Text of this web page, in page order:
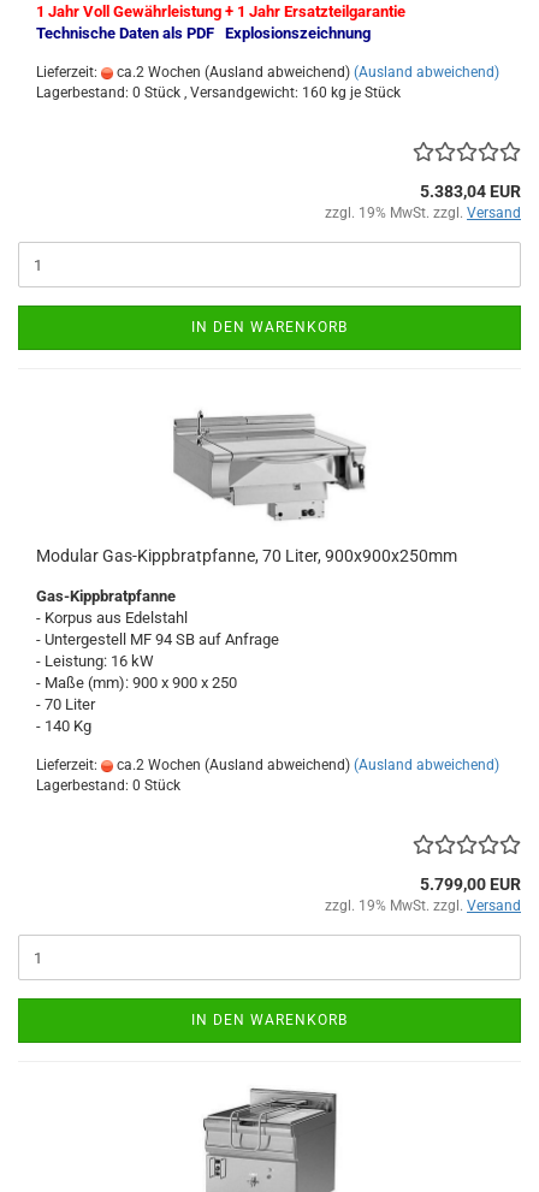
1 Jahr Voll Gewährleistung + 1 Jahr Ersatzteilgarantie
Technische Daten als PDF Explosionszeichnung
Lieferzeit: ca.2 Wochen (Ausland abweichend) (Ausland abweichend)
Lagerbestand: 0 Stück , Versandgewicht: 160 kg je Stück
5.383,04 EUR
zzgl. 19% MwSt. zzgl. Versand
IN DEN WARENKORB
Modular Gas-Kippbratpfanne, 70 Liter, 900x900x250mm
Gas-Kippbratpfanne
- Korpus aus Edelstahl
- Untergestell MF 94 SB auf Anfrage
- Leistung: 16 kW
- Maße (mm): 900 x 900 x 250
- 70 Liter
- 140 Kg
Lieferzeit: ca.2 Wochen (Ausland abweichend) (Ausland abweichend)
Lagerbestand: 0 Stück
5.799,00 EUR
zzgl. 19% MwSt. zzgl. Versand
IN DEN WARENKORB